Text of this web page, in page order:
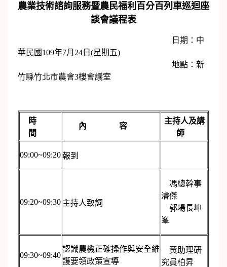
農業技術諮詢服務暨農民福利百分百列車巡迴座
談會議程表
日期：中
華民國109年7月24日(星期五)
地點：新
竹縣竹北市農會3樓會議室
時
間
內 容
主持人及講
師
09:00~09:20報到
09:20~09:30 主持人致詞
馮總幹事
濬傑
郭場長坤
峯
09:30~09:40
認識農機正確操作與安全維
護要領政策宣導
黃助理研
究員柏昇